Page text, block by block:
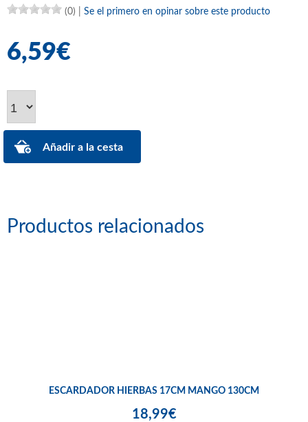
(0) Se el primero en opinar sobre este producto
6,59€
Productos relacionados
ESCARDADOR HIERBAS 17CM MANGO 130CM
18,99€